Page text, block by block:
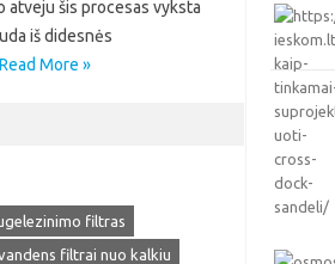
šis procesas vyksta
iš didesnės
Read More »
filtras
filtrai nuo kalkiu